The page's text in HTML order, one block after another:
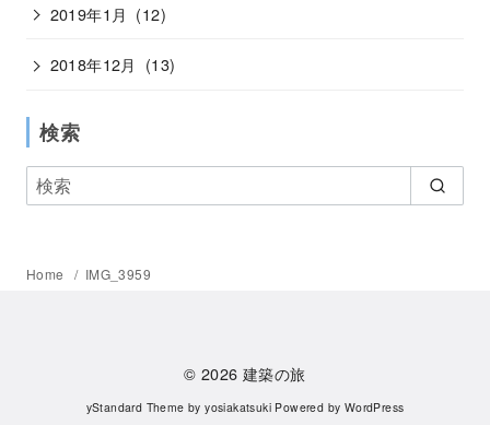
2019年1月 (12)
2018年12月 (13)
検索
Home IMG_3959
© 2026建築の旅
yStandard Theme byyosiakatsuki Powered by WordPress